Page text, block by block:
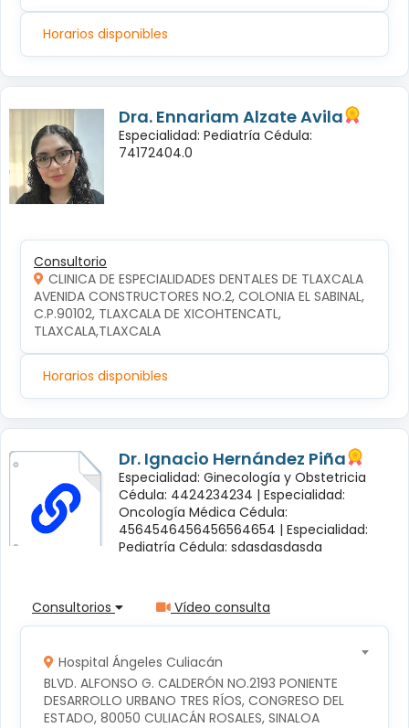
Horarios disponibles
Dra. Ennariam Alzate Avila
Especialidad: Pediatría Cédula:
74172404.0
Consultorio
CLINICA DE ESPECIALIDADES DENTALES DE TLAXCALA
AVENIDA CONSTRUCTORES NO.2, COLONIA EL SABINAL,
C.P.90102, TLAXCALA DE XICOHTENCATL,
TLAXCALA,TLAXCALA
Horarios disponibles
Dr. Ignacio Hernández Piña
Especialidad: Ginecología y Obstetricia
Cédula: 4424234234 | Especialidad:
Oncología Médica Cédula:
4564546456456564654 | Especialidad:
Pediatría Cédula: sdasdasdasda
Consultorios Vídeo consulta
Hospital Ángeles Culiacán
BLVD. ALFONSO G. CALDERÓN NO.2193 PONIENTE
DESARROLLO URBANO TRES RÍOS, CONGRESO DEL
ESTADO, 80050 CULIACÁN ROSALES, SINALOA